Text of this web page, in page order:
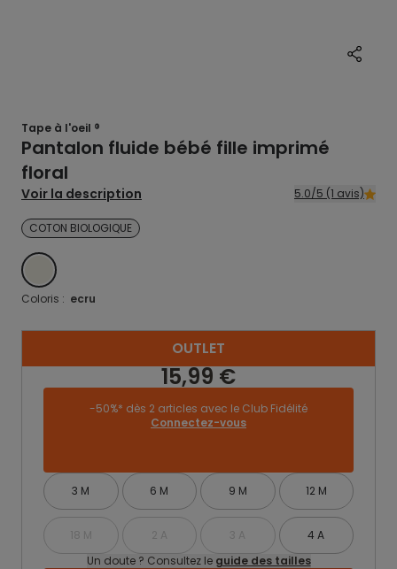
Tape à l'oeil ®
Pantalon fluide bébé fille imprimé
floral
Voir la description 5.0/5 (1 avis)
COTON BIOLOGIQUE
ECRU
Coloris : ecru
OUTLET
15,99 €
-50%* dès 2 articles avec le Club Fidélité
Connectez-vous
3 M 6 M 9 M 12 M
18 M 2 A 3 A
4 A
Un doute ? Consultez le guide des tailles